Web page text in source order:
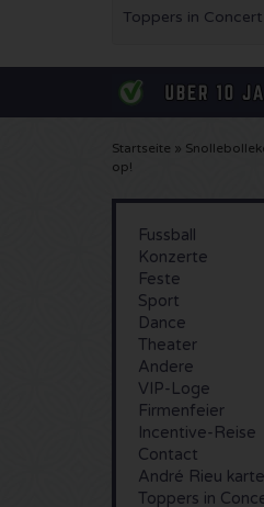
Toppers in
Startseite »
op!
Fussball
Konzerte
Feste
Sport
Dance
Theater
Andere
VIP-Loge
Firmenfeier
Incentive-Reise
Contact
André Rieu
Toppers in